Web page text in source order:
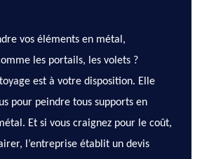
vos éléments en métal,
les portails, les volets ?
est à votre disposition. Elle
pour peindre tous supports en
Et si vous craignez pour le coût,
l’entreprise établit un devis